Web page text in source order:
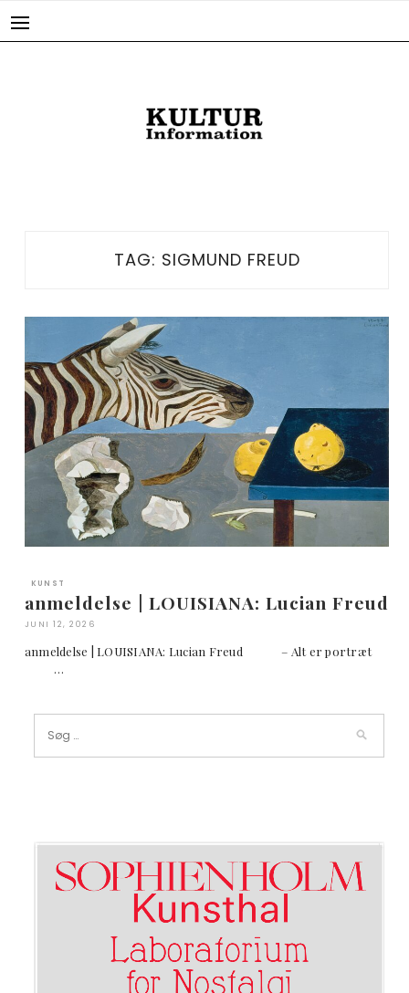
TAG: SIGMUND FREUD
KUNST
anmeldelse | LOUISIANA: Lucian Freud
JUNI 12, 2026
anmeldelse | LOUISIANA: Lucian Freud – Alt er portræt
…